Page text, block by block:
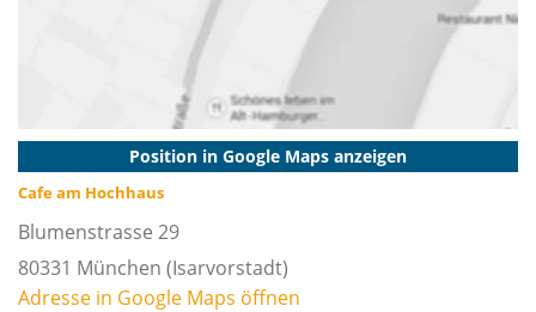
Position in Google Maps anzeigen
Cafe am Hochhaus
Blumenstrasse 29
80331 München (Isarvorstadt)
Adresse in Google Maps öffnen